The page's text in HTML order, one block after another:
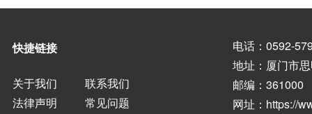
快捷链接
关于我们
联系我们
法律声明
常见问题
电话：0592-
地址：厦门市
邮编：361000
网址： https://